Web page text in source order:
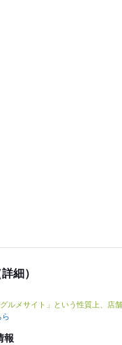
細）
グルメサイト」という性質上、店
報